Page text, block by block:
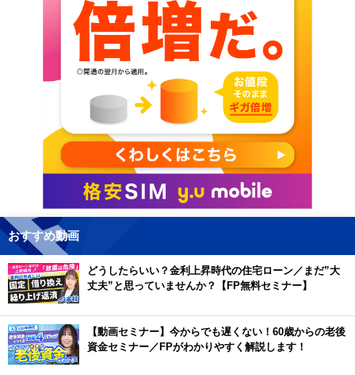
おすすめ動画
どうしたらいい？金利上昇時代の住宅ローン／まだ”大
丈夫”と思っていませんか？【FP無料セミナー】
【動画セミナー】今からでも遅くない！60歳からの老後
資金セミナー／FPがわかりやすく解説します！